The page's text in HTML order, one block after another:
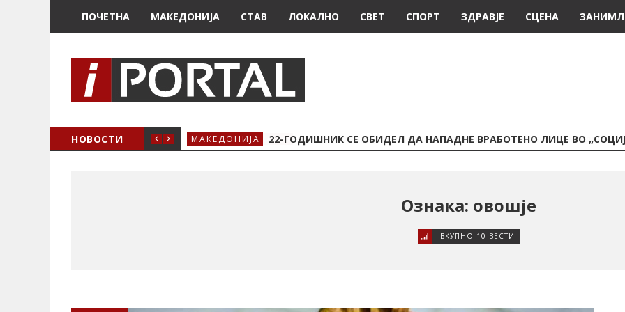
ПОЧЕТНА МАКЕДОНИЈА СТАВ ЛОКАЛНО СВЕТ СПОРТ ЗДРАВЈЕ СЦЕНА
НОВОСТИ
ЖЕНСКО ЗДРАВЈЕ ВО КРИВА ПАЛАНКА МАКЕДОНИЈА 22-ГОДИШНИК СЕ ОБИДЕЛ ДА НАПАДНЕ ВРАБОТЕНО ЛИЦЕ ВО
Ознака: овошје
ВКУПНО 10 ВЕСТИ